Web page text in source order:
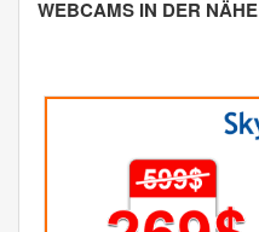
WEBCAMS IN DER NÄHE